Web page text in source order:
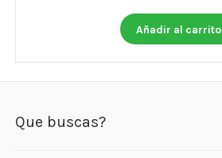
Añadir al carrito
Que buscas?